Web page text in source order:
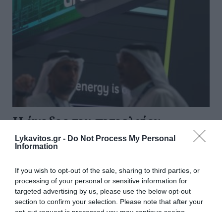
Lykavitos.gr - Do Not Process My Personal
Information
If you wish to opt-out of the sale, sharing to third parties, or
processing of your personal or sensitive information for
targeted advertising by us, please use the below opt-out
section to confirm your selection. Please note that after your
Η άνοδος του πετρελαίου
εκτόξευσε τα κέρδη της Saudi
Aramco
Ισχυρή αύξηση της κερδοφορίας κατέγραψε η Saudi
Aramco το δεύτερο τρίμηνο του 2026, καθώς η
άνοδος των διεθνών τιμών του πετρελαίου, που
προκλήθηκε από τη σύγκρουση στη Μέση Ανατολή,